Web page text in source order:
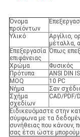
Όνομα
προϊόντων
Υλικό
Αργίλιο,
μέταλλα,
Επεξεργασία
επιφάνειας
Όπως
Χρώμα
Φυσικός
Πρότυπα
ANSI DIN
MOQ
10 PC
Νήμα
Σαν
Σχήμα
σχεδίων
CAD/PDF/
Ειδικευόμαστε στην
σύμφωνα με τα
συνήθειας που κάνουν,
σας έτσι ώστε